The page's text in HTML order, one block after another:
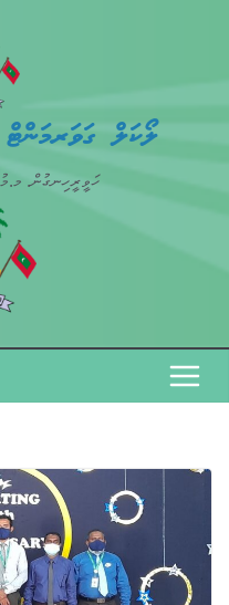
ލޯކަލް
ހަވީރީހިނގުން. މ.މުލި،